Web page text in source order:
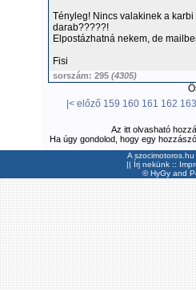
Tényleg! Nincs valakinek a
darab?????!
Elpostázhatná nekem, de
Fisi
sorszám: 295 (4305)
|< előző 159 160 161 162 163
Az itt olvasható
Ha úgy gondolod, hogy egy
A
|| Írj nekünk ::
©HyGyand